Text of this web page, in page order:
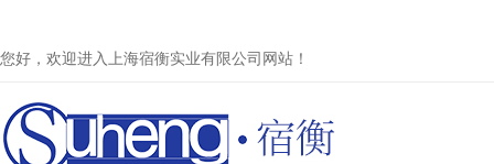
您好，欢迎进入上海宿衡实业有限公司网站！